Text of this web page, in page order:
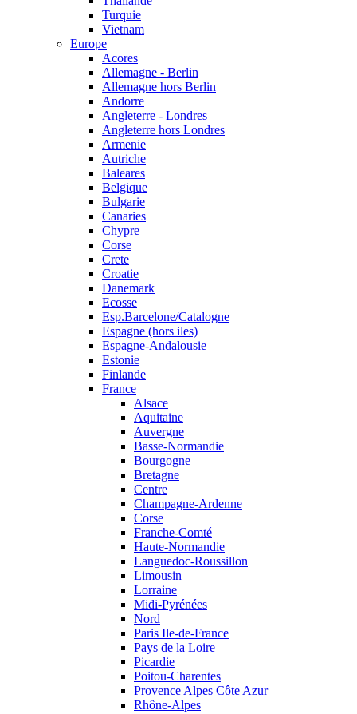
Turquie
Vietnam
Europe
Acores
Allemagne - Berlin
Allemagne hors Berlin
Andorre
Angleterre - Londres
Angleterre hors Londres
Armenie
Autriche
Baleares
Belgique
Bulgarie
Canaries
Chypre
Corse
Crete
Croatie
Danemark
Ecosse
Esp.Barcelone/Catalogne
Espagne (hors iles)
Espagne-Andalousie
Estonie
Finlande
France
Alsace
Aquitaine
Auvergne
Basse-Normandie
Bourgogne
Bretagne
Centre
Champagne-Ardenne
Corse
Franche-Comté
Haute-Normandie
Languedoc-Roussillon
Limousin
Lorraine
Midi-Pyrénées
Nord
Paris Ile-de-France
Pays de la Loire
Picardie
Poitou-Charentes
Provence Alpes Côte Azur
Rhône-Alpes